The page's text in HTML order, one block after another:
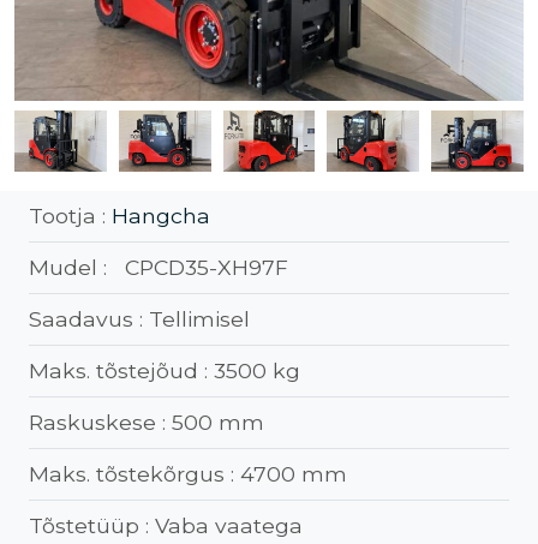
Tootja : Hangcha
Mudel : CPCD35-XH97F
Saadavus : Tellimisel
Maks. tõstejõud : 3500 kg
Raskuskese : 500 mm
Maks. tõstekõrgus : 4700 mm
Tõstetüüp : Vaba vaatega